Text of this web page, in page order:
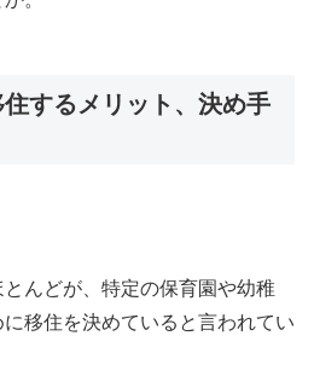
するメリット、決め手
んどが、特定の保育園や幼稚
移住を決めていると言われてい